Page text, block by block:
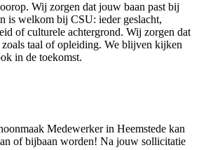
Wij zorgen dat jouw baan past bij
is welkom bij CSU: ieder geslacht,
of culturele achtergrond. Wij zorgen dat
taal of opleiding. We blijven kijken
in de toekomst.
Medewerker in Heemstede kan
of bijbaan worden! Na jouw sollicitatie